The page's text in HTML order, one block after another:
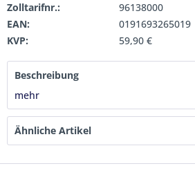
Zolltarifnr.:
96138000
EAN:
0191693265019
KVP:
59,90 €
Beschreibung
mehr
Ähnliche Artikel